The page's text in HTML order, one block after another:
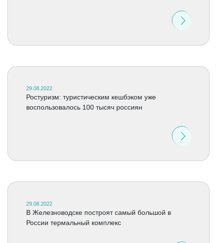
29.08.2022
Ростуризм: туристическим кешбэком уже
воспользовалось 100 тысяч россиян
29.08.2022
В Железноводске построят самый большой в
России термальный комплекс